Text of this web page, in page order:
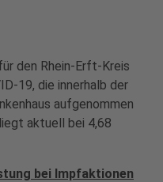
den Rhein-Erft-Kreis
19, die innerhalb der
aufgenommen
aktuell bei 4,68
bei Impfaktionen